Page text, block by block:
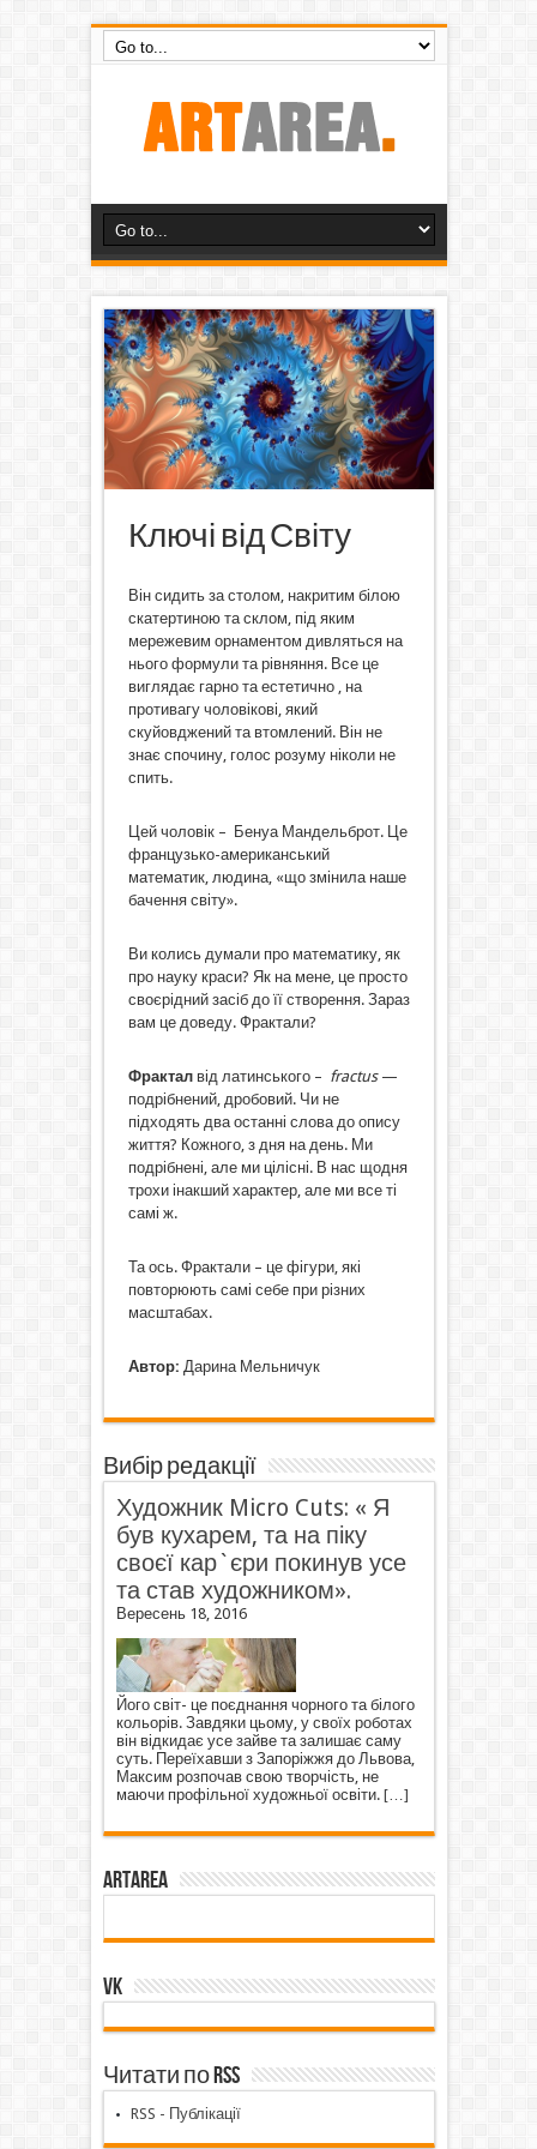
Ключі від Світу
Він сидить за столом, накритим білою
скатертиною та склом, під яким
мережевим орнаментом дивляться на
нього формули та рівняння. Все це
виглядає гарно та естетично , на
противагу чоловікові, який
скуйовджений та втомлений. Він не
знає спочину, голос розуму ніколи не
спить.
Цей чоловік – Бенуа Мандельброт. Це
французько-американський
математик, людина, «що змінила наше
бачення світу».
Ви колись думали про математику, як
про науку краси? Як на мене, це просто
своєрідний засіб до її створення. Зараз
вам це доведу. Фрактали?
Фракталвід латинського – fractus—
подрібнений, дробовий. Чи не
підходять два останні слова до опису
життя? Кожного, з дня на день. Ми
подрібнені, але ми цілісні. В нас щодня
трохи інакший характер, але ми все ті
самі ж.
Та ось. Фрактали – це фігури, які
повторюють самі себе при різних
масштабах.
Автор: Дарина Мельничук
Вибір редакції
Художник Micro Cuts: « Я
був кухарем, та на піку
своєї кар`єри покинув усе
та став художником».
Вересень 18, 2016
Його світ- це поєднання чорного та білого
кольорів. Завдяки цьому, у своїх роботах
він відкидає усе зайве та залишає саму
суть. Переїхавши з Запоріжжя до Львова,
Максим розпочав свою творчість, не
маючи профільної художньої освіти. […]
ArtArea
VK
Читати по RSS
RSS - Публікації